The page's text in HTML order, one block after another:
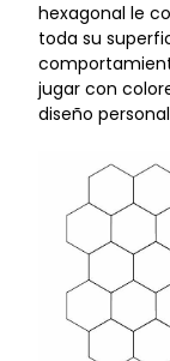
hexagonal le
toda su
jugar con
diseño